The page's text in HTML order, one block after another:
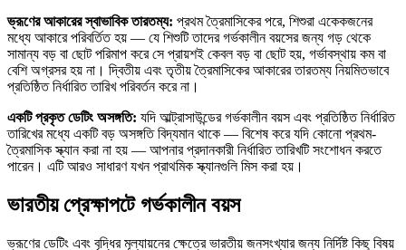
ভ্রূণের আকারের স্বাভাবিক তারতম্য: প্রথম ত্রৈমাসিকের পরে, শিশুরা একেকজনের
মধ্যে আকারে পরিবর্তিত হয় — যে শিশুটি তাদের গর্ভকালীন বয়সের জন্য গড় থেকে
সামান্য বড় বা ছোট পরিমাপ করে সে প্রায়শই কেবল বড় বা ছোট হয়, গর্ভাবস্থায় কম বা
বেশি অগ্রসর হয় না। দ্বিতীয় এবং তৃতীয় ত্রৈমাসিকের আকারের তারতম্য নিয়মিতভাবে
প্রতিষ্ঠিত নির্ধারিত তারিখ পরিবর্তন করে না।
একটি প্রকৃত ডেটিং অসঙ্গতি: যদি আল্ট্রাসাউন্ডের গর্ভকালীন বয়স এবং প্রতিষ্ঠিত নির্ধারিত
তারিখের মধ্যে একটি বড় অসঙ্গতি বিদ্যমান থাকে — বিশেষ করে যদি কোনো প্রথম-
ত্রৈমাসিক স্ক্যান করা না হয় — আপনার প্রদানকারী নির্ধারিত তারিখটি সংশোধন করতে
পারেন। এটি আরও সাধারণ যখন প্রাথমিক স্ক্যানগুলি মিস করা হয়।
ভারতীয় প্রেক্ষাপটে গর্ভকালীন বয়স
ভ্রূণের ডেটিং এবং বৃদ্ধির মূল্যায়নের ক্ষেত্রে ভারতীয় জনসংখ্যার জন্য নির্দিষ্ট কিছু বিষয়